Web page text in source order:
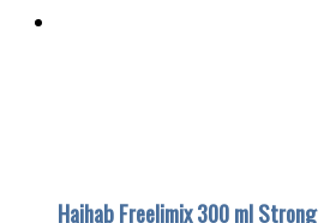
Hajhab Freelimix 300 ml Strong